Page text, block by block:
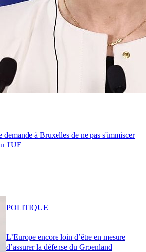
à Bruxelles de ne pas s'immiscer
l'UE
L’Europe encore loin d’être en mesure
d’assurer la défense du Groenland
POLITIQUE